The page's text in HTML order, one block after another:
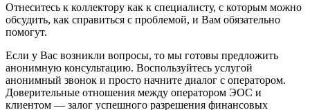
Отнеситесь к коллектору как к специалисту, с которым можно
обсудить, как справиться с проблемой, и Вам обязательно
помогут.
Если у Вас возникли вопросы, то мы готовы предложить
анонимную консультацию. Воспользуйтесь услугой
анонимный звонок и просто начните диалог с оператором.
Доверительные отношения между оператором ЭОС и
клиентом — залог успешного разрешения финансовых